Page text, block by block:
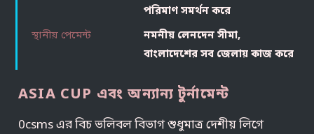
পরিমাণ সমর্থন করে
স্থানীয় পেমেন্ট
নমনীয় লেনদেন সীমা,
বাংলাদেশের সব জেলায় কাজ করে
ASIA CUP এবং অন্যান্য টুর্নামেন্ট
0csms এর বিচ ভলিবল বিভাগ শুধুমাত্র দেশীয় লিগে